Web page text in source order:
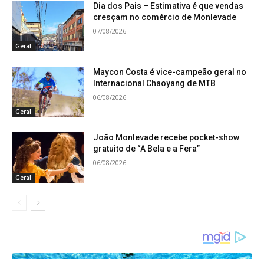
Geral
Dia dos Pais – Estimativa é que vendas
cresçam no comércio de Monlevade
07/08/2026
Geral
Maycon Costa é vice-campeão geral no
Internacional Chaoyang de MTB
06/08/2026
Geral
João Monlevade recebe pocket-show
gratuito de “A Bela e a Fera”
06/08/2026